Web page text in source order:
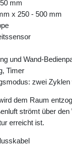
mm
x 250 - 500 mm
und Wand-
Timer
zwei
dem Raum
strömt über
erreicht ist.